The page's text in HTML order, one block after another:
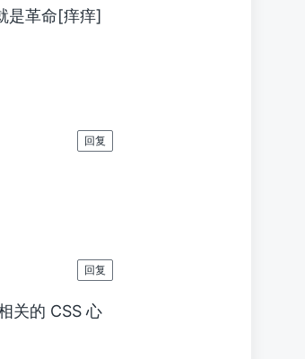
是革命[痒痒]
回复
关的 CSS 心
回复